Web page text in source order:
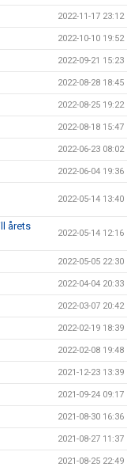
2022-11-17 23:12
2022-10-10 19:52
2022-09-21 15:23
2022-08-28 18:45
2022-08-25 19:22
2022-08-18 15:47
2022-06-23 08:02
2022-06-04 19:36
2022-05-14 13:40
årets
2022-05-14 12:16
2022-05-05 22:30
2022-04-04 20:33
2022-03-07 20:42
2022-02-19 18:39
2022-02-08 19:48
2021-12-23 13:39
2021-09-24 09:17
2021-08-30 16:36
2021-08-27 11:37
2021-08-25 22:49